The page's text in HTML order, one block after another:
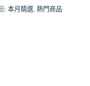
: 本月精選, 熱門商品